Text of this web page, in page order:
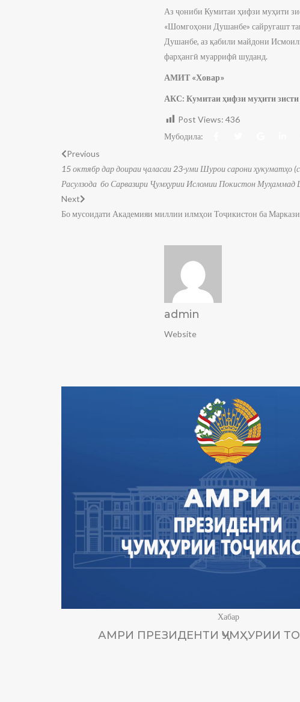
Аз ҷониби Кумитаи ҳифзи муҳити
«Шомгоҳони Душанбе» сайругашт
Душанбе, аз қабили майдони
фарҳангӣ муаррифӣ шуданд.
АМИТ «Ховар»
АКС: Кумитаи ҳифзи муҳити
Post Views: 436
Мубодила:
Previous
15 октябр дар доираи ҷаласаи 23-уми Шурои сарони ҳукуматҳо
Расулзода бо Сарвазири Ҷумҳурии Исломии Покистон
Next
Бо мусоидати Академияи миллии илмҳои Тоҷикистон ба
admin
Website
Хабар
АМРИ ПРЕЗИДЕНТИ ҶУМҲУРИИ